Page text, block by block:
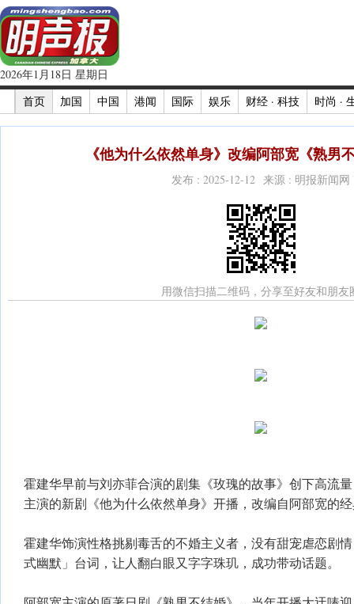
2026年1月18日 星期日
首页
加国 中国 港闻 国际 娱乐 财经 · 科技 时尚 ·
《他为什么依然单身》改编阿部宽《熟男
发布 : 2025-12-12 来源 : 明报新闻网
用微信扫描二维码，分享至好友和朋友
霍建华早前与刘亦菲合演的剧集《玫瑰的故事》创下高流
主演的新剧《他为什么依然单身》开播，改编自阿部宽的
霍建华饰演性格挑剔毒舌的不婚主义者，没有甜宠虐恋剧
式幽默」台词，让人翻白眼又字字珠玑，成功带动话题。